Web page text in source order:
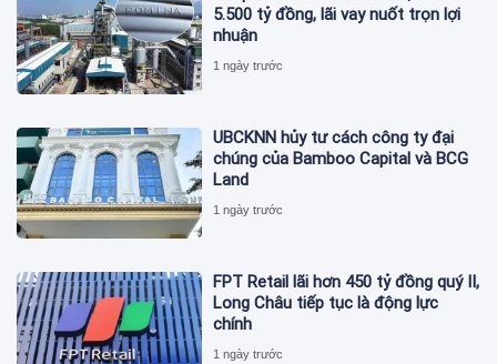
5.500 tỷ đồng, lãi vay nuốt trọn lợi
nhuận
1 ngày trước
UBCKNN hủy tư cách công ty đại
chúng của Bamboo Capital và BCG
Land
1 ngày trước
FPT Retail lãi hơn 450 tỷ đồng quý II,
Long Châu tiếp tục là động lực
chính
1 ngày trước